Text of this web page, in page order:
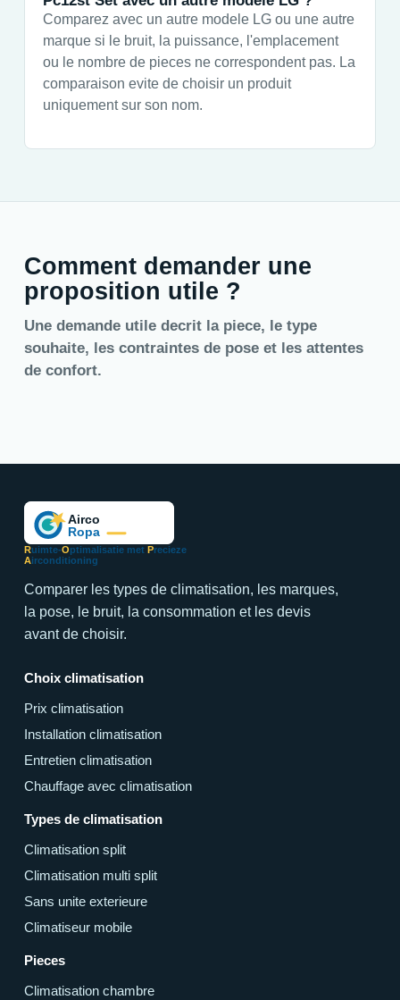
Comparez avec un autre modele LG ou une autre
marque si le bruit, la puissance, l'emplacement
ou le nombre de pieces ne correspondent pas. La
comparaison evite de choisir un produit
uniquement sur son nom.
Comment demander une
proposition utile ?
Une demande utile decrit la piece, le type
souhaite, les contraintes de pose et les attentes
de confort.
Ruimte-Optimalisatie met Precieze
Airconditioning
Comparer les types de climatisation, les marques,
la pose, le bruit, la consommation et les devis
avant de choisir.
Choix climatisation
Prix climatisation
Installation climatisation
Entretien climatisation
Chauffage avec climatisation
Types de climatisation
Climatisation split
Climatisation multi split
Sans unite exterieure
Climatiseur mobile
Pieces
Climatisation chambre